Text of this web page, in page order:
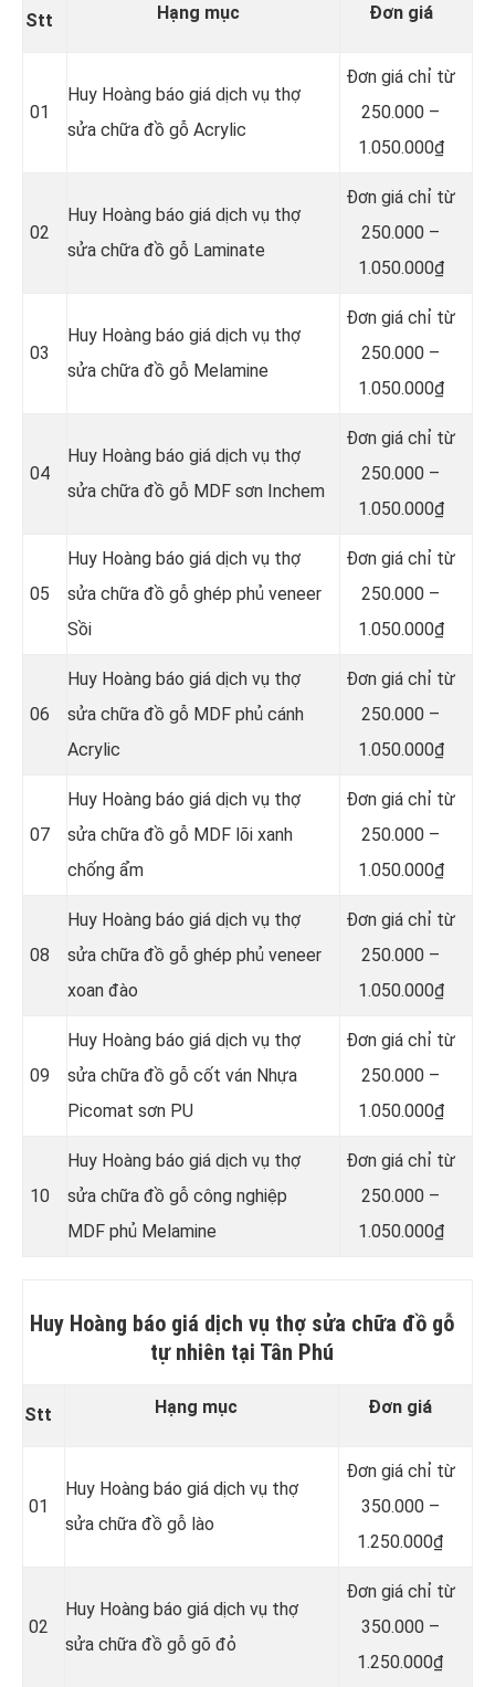
Stt Hạng mục Đơn giá
01
Huy Hoàng báo giá dịch vụ thợ
sửa chữa đồ gỗ Acrylic
Đơn giá chỉ từ
250.000 –
1.050.000₫
02
Huy Hoàng báo giá dịch vụ thợ
sửa chữa đồ gỗ Laminate
Đơn giá chỉ từ
250.000 –
1.050.000₫
03
Huy Hoàng báo giá dịch vụ thợ
sửa chữa đồ gỗ Melamine
Đơn giá chỉ từ
250.000 –
1.050.000₫
04
Huy Hoàng báo giá dịch vụ thợ
sửa chữa đồ gỗ MDF sơn Inchem
Đơn giá chỉ từ
250.000 –
1.050.000₫
05
Huy Hoàng báo giá dịch vụ thợ
sửa chữa đồ gỗ ghép phủ veneer
Sồi
Đơn giá chỉ từ
250.000 –
1.050.000₫
06
Huy Hoàng báo giá dịch vụ thợ
sửa chữa đồ gỗ MDF phủ cánh
Acrylic
Đơn giá chỉ từ
250.000 –
1.050.000₫
07
Huy Hoàng báo giá dịch vụ thợ
sửa chữa đồ gỗ MDF lõi xanh
chống ẩm
Đơn giá chỉ từ
250.000 –
1.050.000₫
08
Huy Hoàng báo giá dịch vụ thợ
sửa chữa đồ gỗ ghép phủ veneer
xoan đào
Đơn giá chỉ từ
250.000 –
1.050.000₫
09
Huy Hoàng báo giá dịch vụ thợ
sửa chữa đồ gỗ cốt ván Nhựa
Picomat sơn PU
Đơn giá chỉ từ
250.000 –
1.050.000₫
10
Huy Hoàng báo giá dịch vụ thợ
sửa chữa đồ gỗ công nghiệp
MDF phủ Melamine
Đơn giá chỉ từ
250.000 –
1.050.000₫
Huy Hoàng báo giá dịch vụ thợ sửa chữa đồ gỗ
tự nhiên tại Tân Phú
Stt Hạng mục Đơn giá
01
Huy Hoàng báo giá dịch vụ thợ
sửa chữa đồ gỗ lào
Đơn giá chỉ từ
350.000 –
1.250.000₫
02
Huy Hoàng báo giá dịch vụ thợ
sửa chữa đồ gỗ gõ đỏ
Đơn giá chỉ từ
350.000 –
1.250.000₫